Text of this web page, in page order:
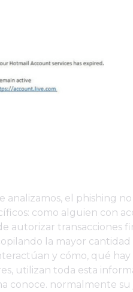
el phishing no
como alguien con
autorizar transacciones
la mayor cantidad
y cómo, qué hay
utilizan toda esta
conoce. normalmente su